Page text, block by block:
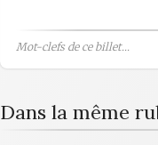
Mot-clefs de ce billet...
Dans la même